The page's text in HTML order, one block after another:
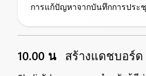
การแก้ปัญหาจากบันทึกการประ
10.00 น สร้างแดชบอร์ด